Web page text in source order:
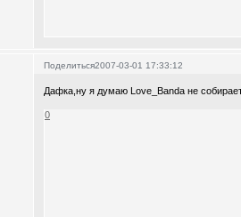
Поделиться2007-03-01 17:33:12
Дафка,ну я думаю Love_Banda не
0